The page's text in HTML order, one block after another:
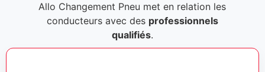
Allo Changement Pneu met en relation les
conducteurs avec des professionnels
qualifiés.